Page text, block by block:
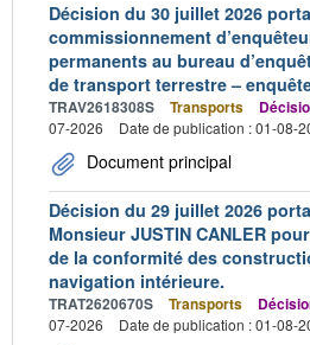
Décision du 30 juillet 2026
commissionnement
permanents au bureau
de transport terrestre –
TRAV2618308S Transports
07-2026
Date de publication : 01-08-
Document principal
Décision du 29 juillet 2026
Monsieur JUSTIN CANLER
de la conformité des
navigation intérieure.
TRAT2620670S Transports
07-2026
Date de publication : 01-08-